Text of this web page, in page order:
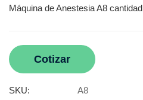
Máquina de Anestesia A8 cantidad
Cotizar
SKU:
A8